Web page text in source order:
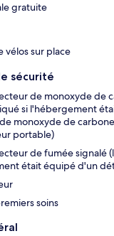
gratuite
vélos sur place
sécurité
de monoxyde de
si l'hébergement
monoxyde de
portable)
de fumée signalé
était équipé d'un
soins